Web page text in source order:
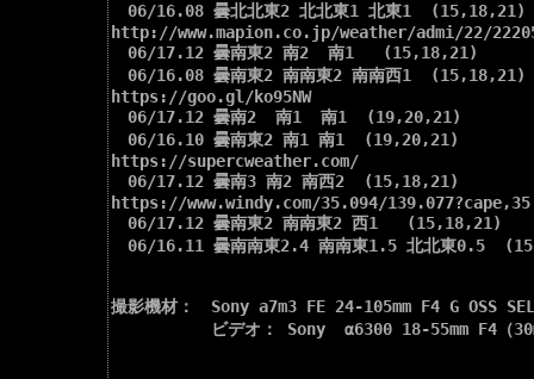
06/16.08 曇北北東2 北北東1 北東1  (15,18,21)
http://www.mapion.co.jp/weather/admi/22/
06/17.12 曇南東2 南2  南1   (15,18,21)
06/16.08 曇南東2 南南東2 南南西1  (15,18,21)
https://goo.gl/ko95NW
06/17.12 曇南2  南1  南1  (19,20,21)
06/16.10 曇南東2 南1 南1  (19,20,21)
https://supercweather.com/
06/17.12 曇南3 南2 南西2  (15,18,21)
https://www.windy.com/35.094/
06/17.12 曇南東2 南南東2 西1   (15,18,21)
06/16.11 曇南南東2.4 南南東1.5 北北東0.5
撮影機材：　Sony a7m3 FE 24-105mm F4 G OSS
ビデオ： Sony  α6300 18-55mm F4（